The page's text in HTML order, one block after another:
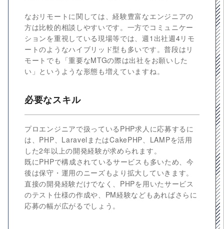
なおリモートに関しては、経験豊富なエンジニアの
方は比較的相談しやすいです。一方でコミュニケー
ションを重視している現場等では、週1出社週4リモ
ートのようなハイブリッド型も多いです。普段はリ
モートでも「重要なMTGの際は出社をお願いした
い」というような形態も増えていますね。
必要なスキル
プロエンジニアで扱っているPHP求人に応募するに
は、PHP、LaravelまたはCakePHP、LAMPを活用
した2年以上の開発経験が求められます。
既にPHPで構成されているサービスも多いため、今
後は保守・運用のニーズもより拡大していきます。
直接の開発経験だけでなく、PHPを用いたサービス
のテスト仕様の作成や、PM経験などもあればさらに
応募の幅が広がるでしょう。